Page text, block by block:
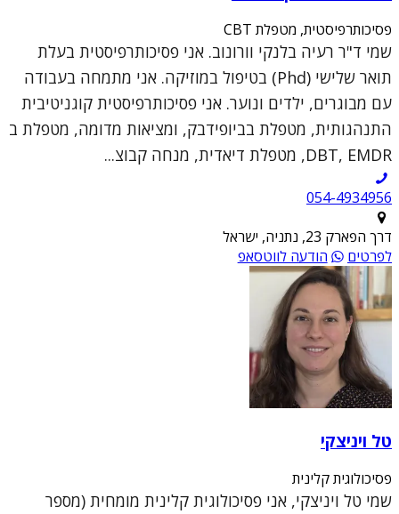
פסיכותרפיסטית, מטפלת CBT
שמי ד"ר רעיה בלנקי וורונוב. אני פסיכותרפיסטית בעלת
תואר שלישי (Phd) בטיפול במוזיקה. אני מתמחה בעבודה
עם מבוגרים, ילדים ונוער. אני פסיכותרפיסטית קוגניטיבית
התנהגותית, מטפלת בביופידבק, ומציאות מדומה, מטפלת ב
DBT, EMDR, מטפלת דיאדית, מנחה קבוצ...
054-4934956
דרך הפארק 23, נתניה, ישראל
לפרטים
הודעה לווטסאפ
טל ויניצקי
פסיכולוגית קלינית
שמי טל ויניצקי, אני פסיכולוגית קלינית מומחית (מספר